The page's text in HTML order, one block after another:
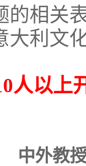
的相关
大利文
人以上
中外教